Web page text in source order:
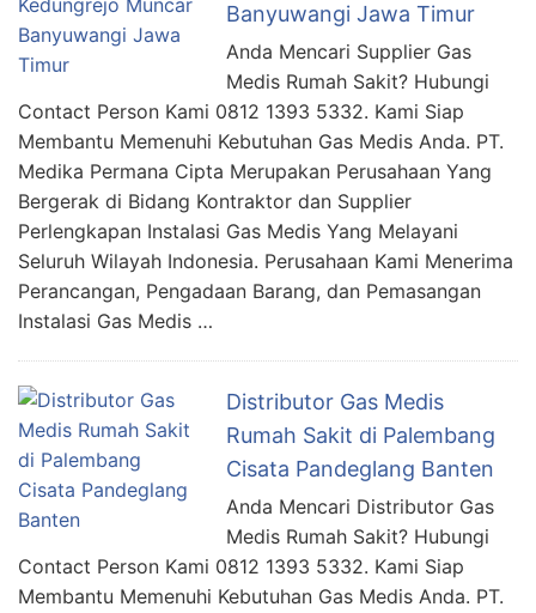
Banyuwangi Jawa Timur
Anda Mencari Supplier Gas
Medis Rumah Sakit? Hubungi
Contact Person Kami 0812 1393 5332. Kami Siap
Membantu Memenuhi Kebutuhan Gas Medis Anda. PT.
Medika Permana Cipta Merupakan Perusahaan Yang
Bergerak di Bidang Kontraktor dan Supplier
Perlengkapan Instalasi Gas Medis Yang Melayani
Seluruh Wilayah Indonesia. Perusahaan Kami Menerima
Perancangan, Pengadaan Barang, dan Pemasangan
Instalasi Gas Medis …
Distributor Gas Medis
Rumah Sakit di Palembang
Cisata Pandeglang Banten
Anda Mencari Distributor Gas
Medis Rumah Sakit? Hubungi
Contact Person Kami 0812 1393 5332. Kami Siap
Membantu Memenuhi Kebutuhan Gas Medis Anda. PT.